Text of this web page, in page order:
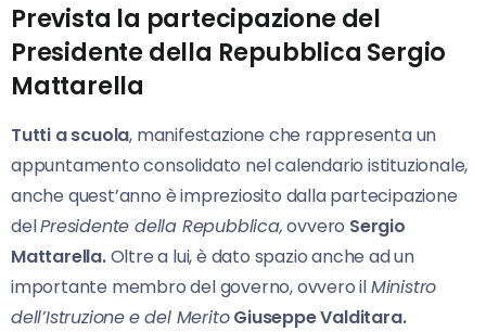
Prevista la partecipazione del
Presidente della Repubblica Sergio
Mattarella
Tutti a scuola, manifestazione che rappresenta un
appuntamento consolidato nel calendario istituzionale,
anche quest’anno è impreziosito dalla partecipazione
delPresidente della Repubblica,ovvero Sergio
Mattarella.Oltre a lui, è dato spazio anche ad un
importante membro del governo, ovvero ilMinistro
dell’Istruzionee del MeritoGiuseppe Valditara.